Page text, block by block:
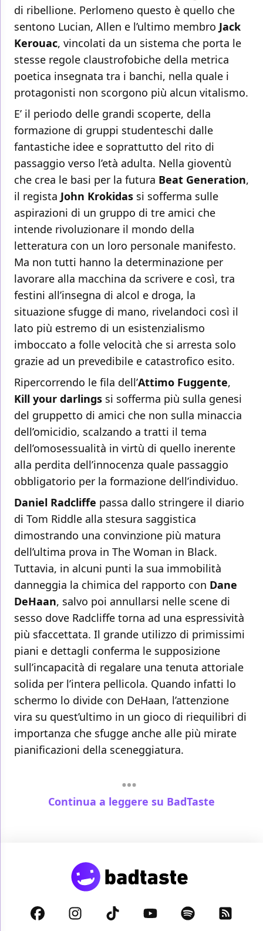
di ribellione. Perlomeno questo è quello che
sentono Lucian, Allen e l’ultimo membro Jack
Kerouac, vincolati da un sistema che porta le
stesse regole claustrofobiche della metrica
poetica insegnata tra i banchi, nella quale i
protagonisti non scorgono più alcun vitalismo.
E’ il periodo delle grandi scoperte, della
formazione di gruppi studenteschi dalle
fantastiche idee e soprattutto del rito di
passaggio verso l’età adulta. Nella gioventù
che crea le basi per la futura Beat Generation,
il regista John Krokidas si sofferma sulle
aspirazioni di un gruppo di tre amici che
intende rivoluzionare il mondo della
letteratura con un loro personale manifesto.
Ma non tutti hanno la determinazione per
lavorare alla macchina da scrivere e così, tra
festini all’insegna di alcol e droga, la
situazione sfugge di mano, rivelandoci così il
lato più estremo di un esistenzialismo
imboccato a folle velocità che si arresta solo
grazie ad un prevedibile e catastrofico esito.
Ripercorrendo le fila dell’Attimo Fuggente,
Kill your darlings si sofferma più sulla genesi
del gruppetto di amici che non sulla minaccia
dell’omicidio, scalzando a tratti il tema
dell’omosessualità in virtù di quello inerente
alla perdita dell’innocenza quale passaggio
obbligatorio per la formazione dell’individuo.
Daniel Radcliffe passa dallo stringere il diario
di Tom Riddle alla stesura saggistica
dimostrando una convinzione più matura
dell’ultima prova in The Woman in Black.
Tuttavia, in alcuni punti la sua immobilità
danneggia la chimica del rapporto con Dane
DeHaan, salvo poi annullarsi nelle scene di
sesso dove Radcliffe torna ad una espressività
più sfaccettata. Il grande utilizzo di primissimi
piani e dettagli conferma le supposizione
sull’incapacità di regalare una tenuta attoriale
solida per l’intera pellicola. Quando infatti lo
schermo lo divide con DeHaan, l’attenzione
vira su quest’ultimo in un gioco di riequilibri di
importanza che sfugge anche alle più mirate
pianificazioni della sceneggiatura.
Continua a leggere su BadTaste